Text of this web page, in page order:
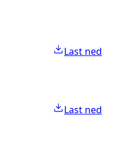
Last ned
Last ned